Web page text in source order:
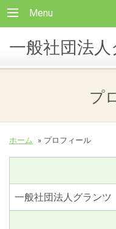
Menu
一般社団法
プ
ホーム » プロフィール
一般社団法人グランツ